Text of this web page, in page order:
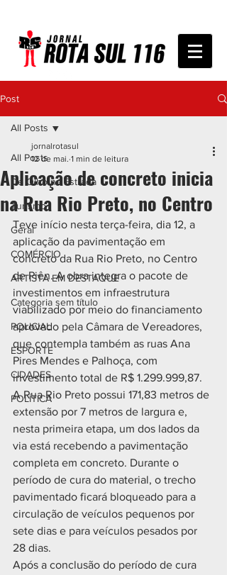
Post
All Posts
De Olho na Estrada
Turismo
Geral
COMÉRCIO
ARTISTA EM DESTAQUE
Categoria sem título
POLICIAL
ESPORTE
CIDADES
POLÍTICA
All Posts
Aplicação de concreto inicia
na Rua Rio Preto, no Centro
jornalrotasul
12 de mai. 1 min de leitura
Teve início nesta terça-feira, dia 12, a
aplicação da pavimentação em
concreto da Rua Rio Preto, no Centro
de Piên. A obra integra o pacote de
investimentos em infraestrutura
viabilizado por meio do financiamento
aprovado pela Câmara de Vereadores,
que contempla também as ruas Ana
Pires Mendes e Palhoça, com
investimento total de R$ 1.299.999,87.
A Rua Rio Preto possui 171,83 metros de
extensão por 7 metros de largura e,
nesta primeira etapa, um dos lados da
via está recebendo a pavimentação
completa em concreto. Durante o
período de cura do material, o trecho
pavimentado ficará bloqueado para a
circulação de veículos pequenos por
sete dias e para veículos pesados por
28 dias.
Após a conclusão do período de cura